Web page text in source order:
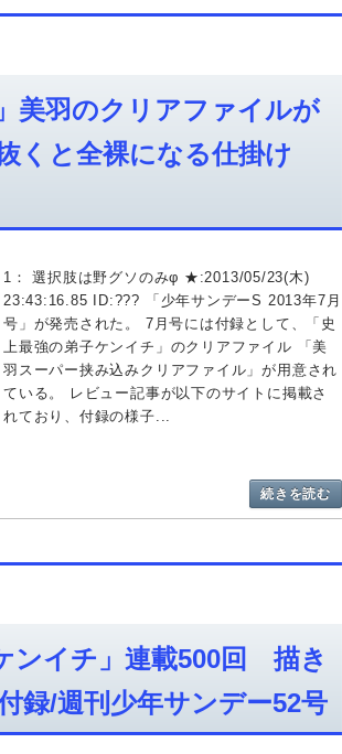
美羽のクリアファイルが
くと全裸になる仕掛け
1： 選択肢は野グソのみφ ★:2013/05/23(木)
23:43:16.85 ID:??? 「少年サンデーS 2013年7月
号」が発売された。 7月号には付録として、「史
上最強の弟子ケンイチ」のクリアファイル 「美
羽スーパー挟み込みクリアファイル」が用意され
ている。 レビュー記事が以下のサイトに掲載さ
れており、付録の様子...
続きを読む
ンイチ」連載500回 描き
録/週刊少年サンデー52号